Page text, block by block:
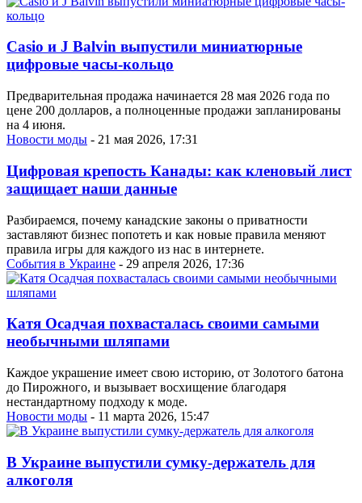
Casio и J Balvin выпустили миниатюрные
цифровые часы-кольцо
Предварительная продажа начинается 28 мая 2026 года по
цене 200 долларов, а полноценные продажи запланированы
на 4 июня.
Новости моды - 21 мая 2026, 17:31
Цифровая крепость Канады: как кленовый лист
защищает наши данные
Разбираемся, почему канадские законы о приватности
заставляют бизнес попотеть и как новые правила меняют
правила игры для каждого из нас в интернете.
События в Украине - 29 апреля 2026, 17:36
Катя Осадчая похвасталась своими самыми
необычными шляпами
Каждое украшение имеет свою историю, от Золотого батона
до Пирожного, и вызывает восхищение благодаря
нестандартному подходу к моде.
Новости моды - 11 марта 2026, 15:47
В Украине выпустили сумку-держатель для
алкоголя